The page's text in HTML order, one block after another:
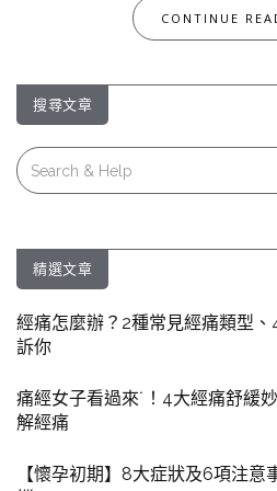
CONTINUE
搜尋文章
Search
for:
精選文章
經痛怎麼辦？2種常見經痛類型
訴你
痛經女子看過來˙！4大經痛舒緩
解經痛
【懷孕初期】8大症狀及6項注意